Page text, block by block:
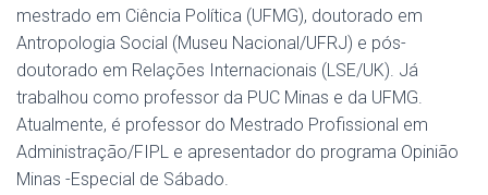
mestrado em Ciência Política (UFMG), doutorado em
Antropologia Social (Museu Nacional/UFRJ) e pós-
doutorado em Relações Internacionais (LSE/UK). Já
trabalhou como professor da PUC Minas e da UFMG.
Atualmente, é professor do Mestrado Profissional em
Administração/FIPL e apresentador do programa Opinião
Minas -Especial de Sábado.